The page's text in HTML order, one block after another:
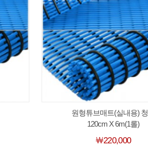
원형튜브매트(실내용)
120cm X 6m(1롤)
￦220,000